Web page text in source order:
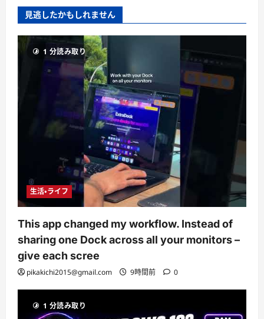
見逃したかもしれません
1 分読み取り
生活・ライフ
This app changed my workflow. Instead of
sharing one Dock across all your monitors –
give each scree
pikakichi2015@gmail.com 9時間前 0
1 分読み取り